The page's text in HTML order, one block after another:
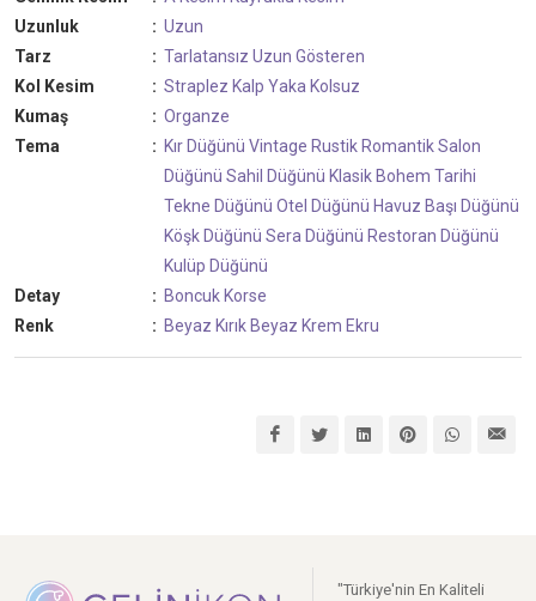
Uzunluk
: Uzun
Tarz
: Tarlatansız Uzun Gösteren
Kol Kesim
: Straplez Kalp Yaka Kolsuz
Kumaş
: Organze
Tema
: Kır Düğünü Vintage Rustik RomantikSalon
Düğünü Sahil Düğünü Klasik Bohem Tarihi
Tekne Düğünü Otel Düğünü Havuz Başı Düğünü
Köşk Düğünü Sera Düğünü Restoran Düğünü
Kulüp Düğünü
Detay
: Boncuk Korse
Renk
: Beyaz Kırık Beyaz Krem Ekru
"Türkiye'nin En Kaliteli